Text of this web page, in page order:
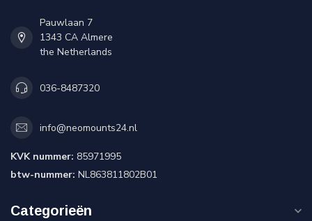
Pauwlaan 7
1343 CA Almere
the Netherlands
036-8487320
info@neomounts24.nl
KVK nummer: 85971995
btw-nummer: NL863811802B01
Categorieën